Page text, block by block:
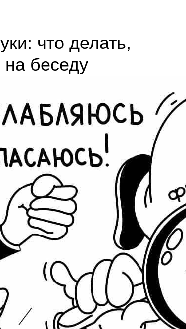
что делать,
на беседу